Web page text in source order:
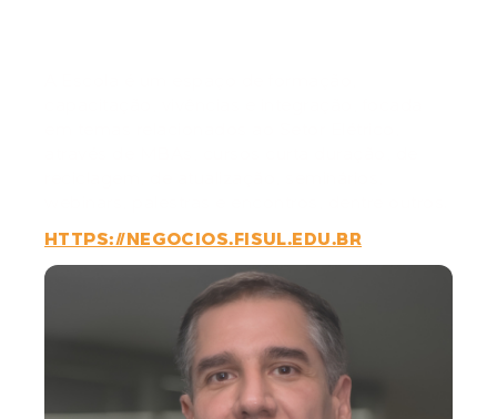
HTTPS://NEGOCIOS.FISUL.EDU.BR